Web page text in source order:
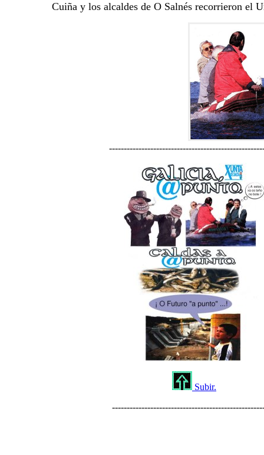
Cuiña y los alcaldes de O Salnés recorrieron el
Subir.